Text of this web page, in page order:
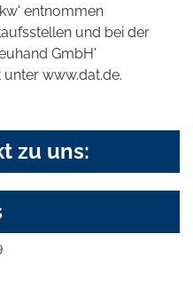
entnommen
und bei der
GmbH'
www.dat.de.
zu uns: